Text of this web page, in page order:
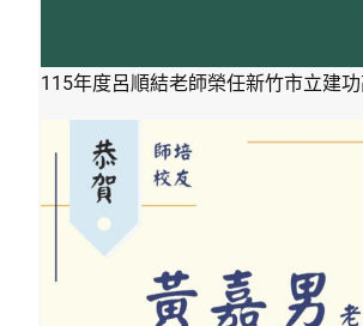
115年度呂順結老師榮任新竹市立建